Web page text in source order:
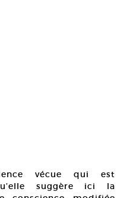
vécue qui est
suggère ici la